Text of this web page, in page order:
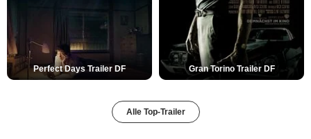
Perfect Days Trailer DF Gran Torino Trailer DF
Alle Top-Trailer